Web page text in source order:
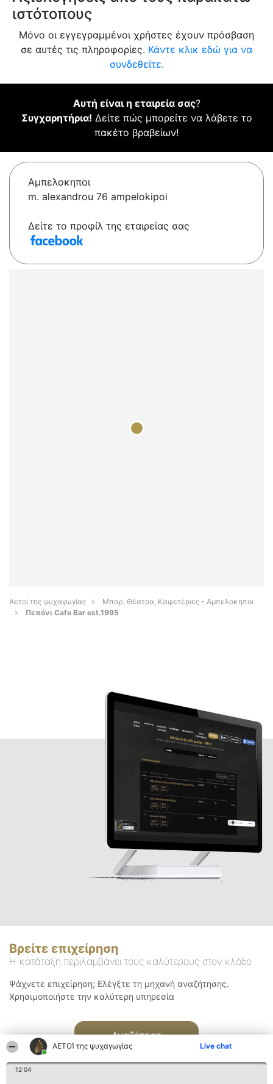
ΑΕΤΟΊ της ψυχαγωγίας Live chat
12:04
ιστότοπους
Μόνο οι εγγεγραμμένοι χρήστες έχουν πρόσβαση
σε αυτές τις πληροφορίες. Κάντε κλικ εδώ για να
συνδεθείτε.
Αυτή είναι η εταιρεία σας?
Συγχαρητήρια! Δείτε πώς μπορείτε να λάβετε το
πακέτο βραβείων!
Αμπελοκηποι
m. alexandrou 76 ampelokipoi
Δείτε το προφίλ της εταιρείας σας
Αετοί της ψυχαγωγίας
Μπαρ, Θέατρα, Καφετέριες - Αμπελοκηποι
Πεπόνι Cafe Bar est.1995
Βρείτε επιχείρηση
Η κατάταξη περιλαμβάνει τους καλύτερους στον κλάδο
Ψάχνετε επιχείρηση; Ελέγξτε τη μηχανή αναζήτησης.
Χρησιμοποιήστε την καλύτερη υπηρεσία
Αναζήτηση